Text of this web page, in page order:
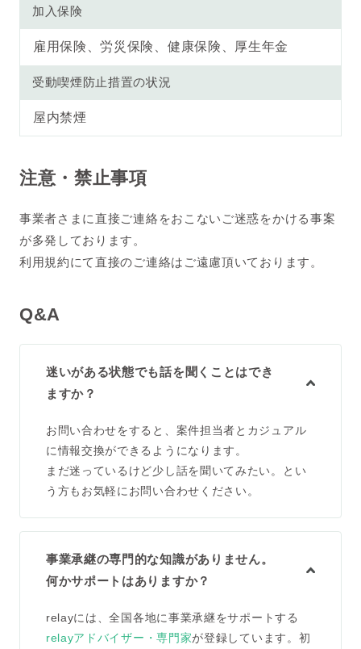
加入保険
雇用保険、労災保険、健康保険、厚生年金
受動喫煙防止措置の状況
屋内禁煙
注意・禁止事項
事業者さまに直接ご連絡をおこないご迷惑をかける事案
が多発しております。
利用規約にて直接のご連絡はご遠慮頂いております。
Q&A
迷いがある状態でも話を聞くことはでき
ますか？
お問い合わせをすると、案件担当者とカジュアル
に情報交換ができるようになります。
まだ迷っているけど少し話を聞いてみたい。とい
う方もお気軽にお問い合わせください。
事業承継の専門的な知識がありません。
何かサポートはありますか？
relayには、全国各地に事業承継をサポートする
relayアドバイザー・専門家が登録しています。初